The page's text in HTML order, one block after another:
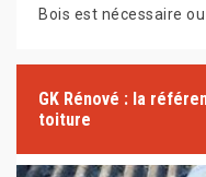
Bois est nécessaire
GK Rénové : la
toiture